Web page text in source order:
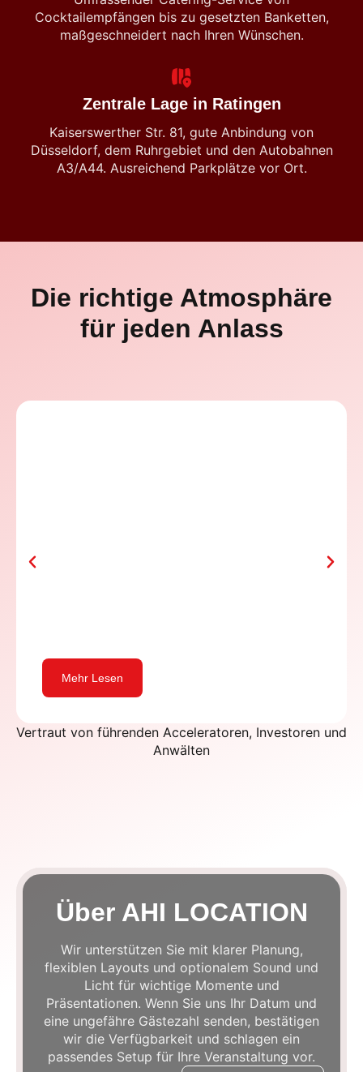
Cocktailempfängen bis zu gesetzten Banketten,
maßgeschneidert nach Ihren Wünschen.
Zentrale Lage in Ratingen
Kaiserswerther Str. 81, gute Anbindung von
Düsseldorf, dem Ruhrgebiet und den Autobahnen
A3/A44. Ausreichend Parkplätze vor Ort.
Die richtige Atmosphäre
für jeden Anlass
Mehr Lesen
Vertraut von führenden Acceleratoren, Investoren und
Anwälten
Über AHI LOCATION
Wir unterstützen Sie mit klarer Planung,
flexiblen Layouts und optionalem Sound und
Licht für wichtige Momente und
Präsentationen. Wenn Sie uns Ihr Datum und
eine ungefähre Gästezahl senden, bestätigen
wir die Verfügbarkeit und schlagen ein
passendes Setup für Ihre Veranstaltung vor.